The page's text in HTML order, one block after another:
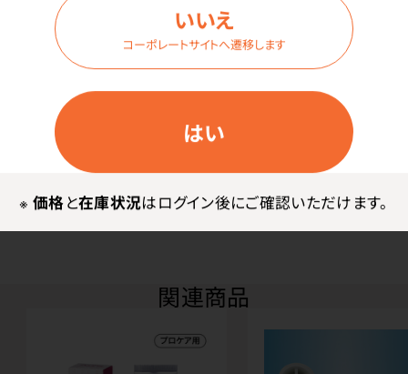
はい
いいえ
コーポレートサイトへ遷移します
※ 価格と在庫状況はログイン後にご確認いただけます。
※一般的名称：歯磨カップ 届出番号：
23B2X10036000191
使用上の注意
※プロフィーカップは製造時期により色味が異なる場合
関連商品